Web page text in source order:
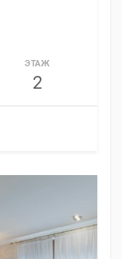
ЭТАЖ
2